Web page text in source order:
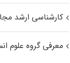
کارشناسی ارشد
معرفی گروه علوم